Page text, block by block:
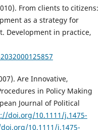
From clients to citizens:
as a strategy for
Development in practice,
Are Innovative,
in Policy Making
Journal of Political
doi.org/10.1111/j.1475-
10.1111/j.1475-